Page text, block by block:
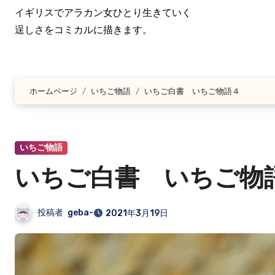
イギリスでアラカン女ひとり生きていく
逞しさをコミカルに描きます。
ホームページ いちご物語 いちご白書 いちご物語４
いちご物語
いちご白書 いちご物
投稿者 geba- 2021年3月19日